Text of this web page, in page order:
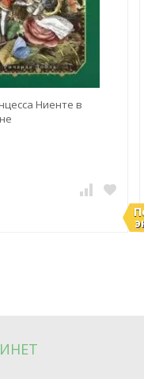
Ниенте в